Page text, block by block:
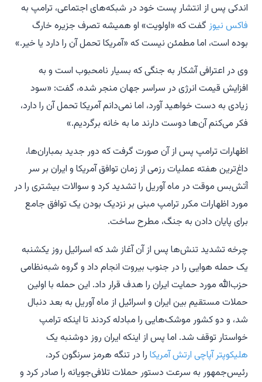
اندکی پس از انتشار پست خود در شبکه‌های اجتماعی، ترامپ به
فاکس نیوز گفت که «اولویت» او همیشه تصرف جزیره خارگ
بوده است، اما مطمئن نیست که «آمریکا تحمل آن را دارد یا خیر.»
وی در اعترافی آشکار به جنگی که بسیار نامحبوب است و به
افزایش قیمت انرژی در سراسر جهان منجر شده، گفت: «سود
زیادی به دست خواهید آورد، اما نمی‌دانم آمریکا تحمل آن را دارد،
فکر می‌کنم آن‌ها دوست دارند ما به خانه برگردیم.»
اظهارات ترامپ پس از آن صورت گرفت که دور جدید بمباران‌ها،
داغ‌ترین هفته عملیات رزمی از زمان توافق آمریکا و ایران بر سر
آتش‌بس موقت در ماه آوریل را تشدید کرد و سوالات بیشتری را در
مورد اظهارات مکرر ترامپ مبنی بر نزدیک بودن یک توافق جامع
برای پایان دادن به جنگ، مطرح ساخت.
چرخه تشدید تنش‌ها پس از آن آغاز شد که اسرائیل روز یکشنبه
یک حمله هوایی را در جنوب بیروت انجام داد و گروه شبه‌نظامی
حزب‌الله مورد حمایت ایران را هدف قرار داد. این حمله با اولین
حملات مستقیم بین ایران و اسرائیل از ماه آوریل به بعد دنبال
شد، و دو کشور موشک‌هایی را مبادله کردند تا اینکه ترامپ
خواستار توقف شد. اما پس از اینکه ایران روز دوشنبه یک
هلیکوپتر آپاچی ارتش آمریکا را در تنگه هرمز سرنگون کرد،
رئیس‌جمهور به سرعت دستور حملات تلافی‌جویانه را صادر کرد و